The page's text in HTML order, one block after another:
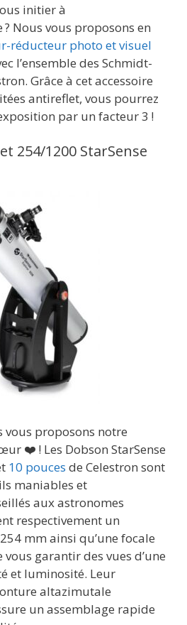
initier à
Nous vous proposons en
réducteur photo et visuel
l’ensemble des Schmidt-
Grâce à cet accessoire
antireflet, vous pourrez
par un facteur 3 !
254/1200 StarSense
vous proposons notre
❤️ ! Les Dobson StarSense
10 pouces de Celestron sont
maniables et
aux astronomes
respectivement un
mm ainsi qu’une focale
garantir des vues d’une
et luminosité. Leur
altazimutale
un assemblage rapide